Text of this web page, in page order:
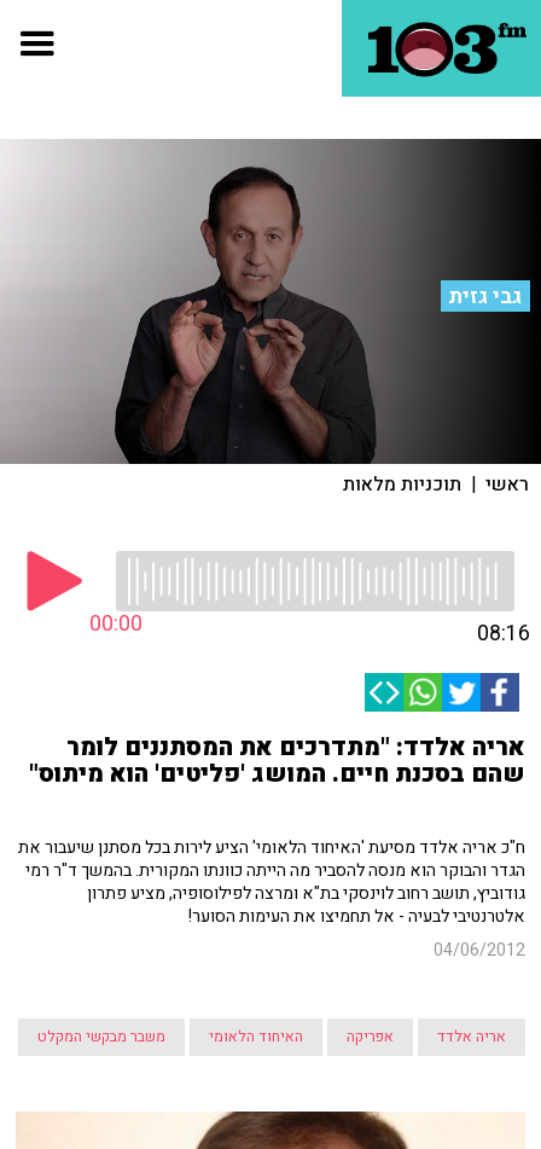
גבי גזית
ראשי | תוכניות מלאות
00:00 08:16
אריה אלדד: "מתדרכים את המסתננים לומר
שהם בסכנת חיים. המושג 'פליטים' הוא מיתוס"
ח"כ אריה אלדד מסיעת 'האיחוד הלאומי' הציע לירות בכל מסתנן שיעבור את
הגדר והבוקר הוא מנסה להסביר מה הייתה כוונתו המקורית. בהמשך ד"ר רמי
גודוביץ, תושב רחוב לוינסקי בת"א ומרצה לפילוסופיה, מציע פתרון
אלטרנטיבי לבעיה - אל תחמיצו את העימות הסוער!
04/06/2012
אריה אלדד אפריקה האיחוד הלאומי משבר מבקשי המקלט